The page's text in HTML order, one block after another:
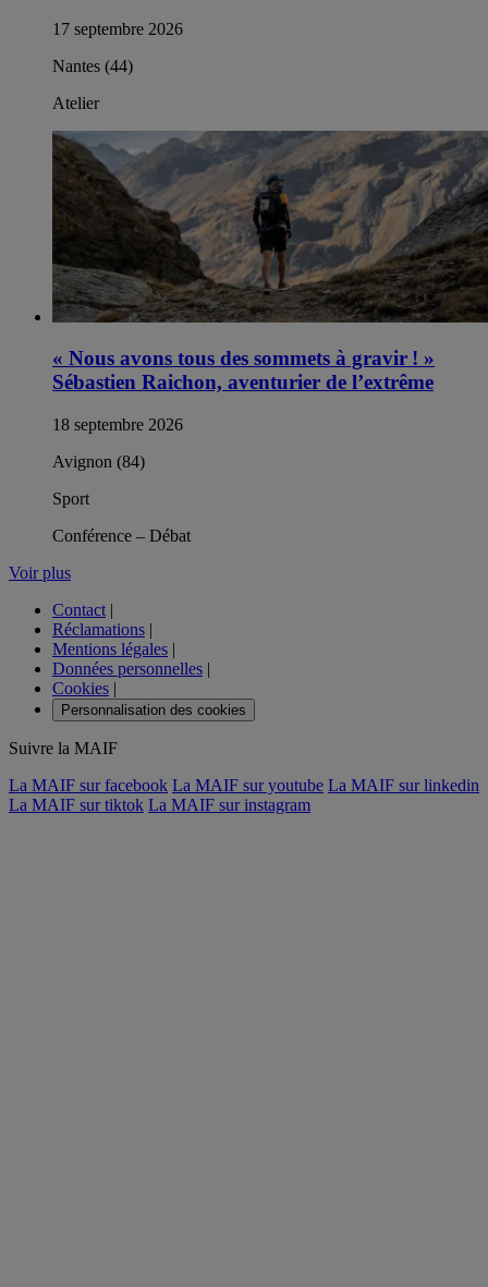
17 septembre 2026
Nantes (44)
Atelier
« Nous avons tous des sommets à gravir ! »
Sébastien Raichon, aventurier de l’extrême
18 septembre 2026
Avignon (84)
Sport
Conférence – Débat
Voir plus
Contact |
Réclamations |
Mentions légales |
Données personnelles |
Cookies |
Personnalisation des cookies
Suivre la MAIF
La MAIF sur facebook La MAIF sur youtube La MAIF sur linkedin
La MAIF sur tiktok La MAIF sur instagram